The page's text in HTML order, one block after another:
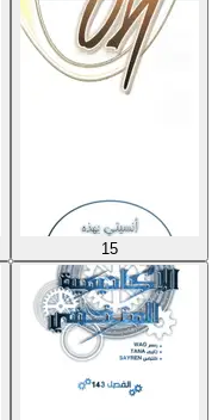
15